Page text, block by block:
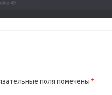
поля помечены *